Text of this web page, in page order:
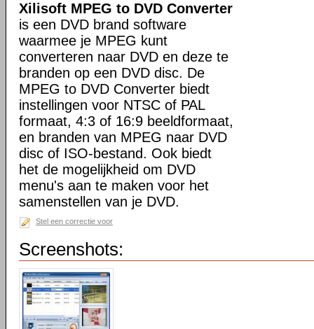
Xilisoft MPEG to DVD Converter
is een DVD brand software
waarmee je MPEG kunt
converteren naar DVD en deze te
branden op een DVD disc. De
MPEG to DVD Converter biedt
instellingen voor NTSC of PAL
formaat, 4:3 of 16:9 beeldformaat,
en branden van MPEG naar DVD
disc of ISO-bestand. Ook biedt
het de mogelijkheid om DVD
menu's aan te maken voor het
samenstellen van je DVD.
Stel een correctie voor
Screenshots: